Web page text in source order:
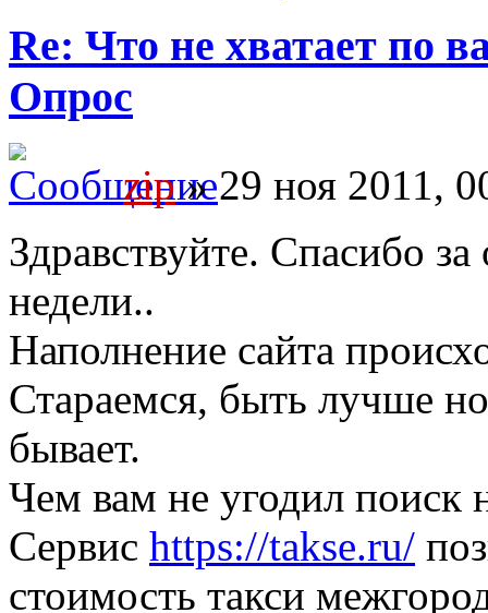
Re: Что не хватает по
Опрос
zip» 29 ноя 2011,
Здравствуйте. Спасибо
недели..
Наполнение сайта
Стараемся, быть лучше
бывает.
Чем вам не угодил поиск
Сервис https://takse.ru/
стоимость такси